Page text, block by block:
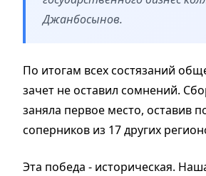
Джанбосынов.
По итогам всех состязаний
зачет не оставил сомнений.
заняла первое место, оставив
соперников из 17 других
Эта победа - историческая.